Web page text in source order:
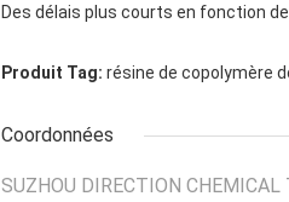
Des délais plus courts en fonction
Produit Tag: résine de copolymère
Coordonnées
SUZHOU DIRECTION CHEMICAL